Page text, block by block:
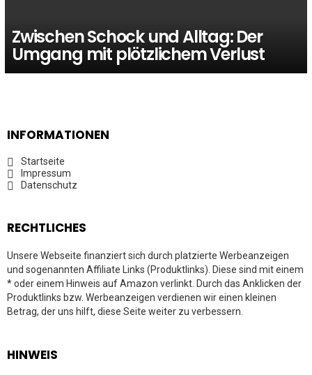
Zwischen Schock und Alltag: Der
Umgang mit plötzlichem Verlust
INFORMATIONEN
Startseite
Impressum
Datenschutz
RECHTLICHES
Unsere Webseite finanziert sich durch platzierte Werbeanzeigen
und sogenannten Affiliate Links (Produktlinks). Diese sind mit einem
* oder einem Hinweis auf Amazon verlinkt. Durch das Anklicken der
Produktlinks bzw. Werbeanzeigen verdienen wir einen kleinen
Betrag, der uns hilft, diese Seite weiter zu verbessern.
HINWEIS